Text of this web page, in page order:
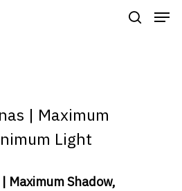
| Maximum
Light
Maximum Shadow,